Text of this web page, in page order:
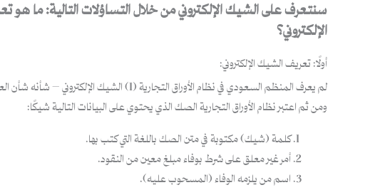
سنتعرف على الشيك الإلكتروني من خلال التساؤلات التالية: ما هو
الإلكتروني؟
أولًا: تعريف الشيك الإلكتروني:
لم يعرف المنظم السعودي في نظام الأوراق
ومن ثم اعتبر نظام الأوراق التجارية الصك الذي يحتوي على البيانات التالية شيكًا:
كلمة (شيك) مكتوبة في متن الصك باللغة التي كتب بها.
أمر غير معلق على شرط بوفاء مبلغ معين من النقود.
اسم من يلزمه الوفاء (المسحوب عليه).